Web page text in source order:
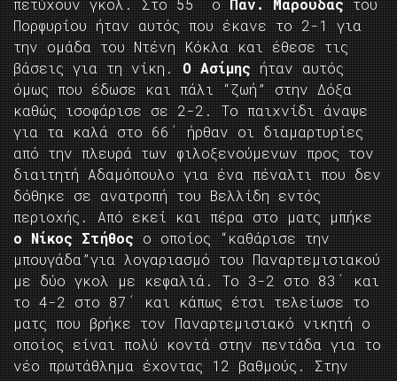
πετύχουν γκολ. Στο 55΄ ο Παν. Μαρούδας του
Πορφυρίου ήταν αυτός που έκανε το 2-1 για
την ομάδα του Ντένη Κόκλα και έθεσε τις
βάσεις για τη νίκη. Ο Ασίμης ήταν αυτός
όμως που έδωσε και πάλι “ζωή” στην Δόξα
καθώς ισοφάρισε σε 2-2. Το παιχνίδι άναψε
για τα καλά στο 66΄ ήρθαν οι διαμαρτυρίες
από την πλευρά των φιλοξενούμενων προς τον
διαιτητή Αδαμόπουλο για ένα πέναλτι που δεν
δόθηκε σε ανατροπή του Βελλίδη εντός
περιοχής. Από εκεί και πέρα στο ματς μπήκε
ο Νίκος Στήθος ο οποίος “καθάρισε την
μπουγάδα”για λογαριασμό του Παναρτεμισιακού
με δύο γκολ με κεφαλιά. Το 3-2 στο 83΄ και
το 4-2 στο 87΄ και κάπως έτσι τελείωσε το
ματς που βρήκε τον Παναρτεμισιακό νικητή ο
οποίος είναι πολύ κοντά στην πεντάδα για το
νέο πρωτάθλημα έχοντας 12 βαθμούς. Στην